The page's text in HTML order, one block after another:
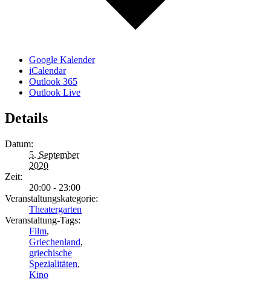
Google Kalender
iCalendar
Outlook 365
Outlook Live
Details
Datum:
5. September
2020
Zeit:
20:00 - 23:00
Veranstaltungskategorie:
Theatergarten
Veranstaltung-Tags:
Film,
Griechenland,
griechische
Spezialitäten,
Kino